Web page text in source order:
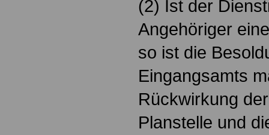
(2) Ist der
Angehöriger
so ist die
Eingangsamts
Rückwirkung
Planstelle und